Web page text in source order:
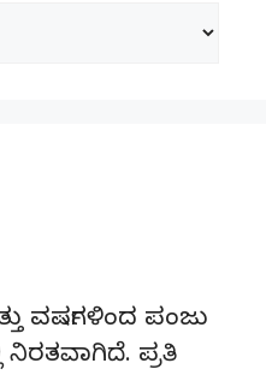
ವರ್ಷಗಳಿಂದ ಪಂಜು
ನಿರತವಾಗಿದೆ. ಪ್ರತಿ